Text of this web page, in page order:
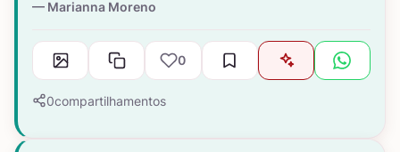
Marianna Moreno
0
0compartilhamentos